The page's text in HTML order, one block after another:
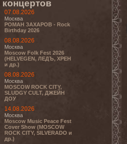
концертов
07.08.2026
Москва
РОМАН ЗАХАРОВ - Rock
Birthday 2026
08.08.2026
Москва
Moscow Folk Fest 2026
(HELVEGEN, ЛЕДЪ, ХРЕН
и др.)
08.08.2026
Москва
MOSCOW ROCK CITY,
SLUDGY CULT, ДЖЕЙН
ДОУ
14.08.2026
Москва
Moscow Music Peace Fest
Cover Show (MOSCOW
ROCK CITY, SILVERADO и
др.)